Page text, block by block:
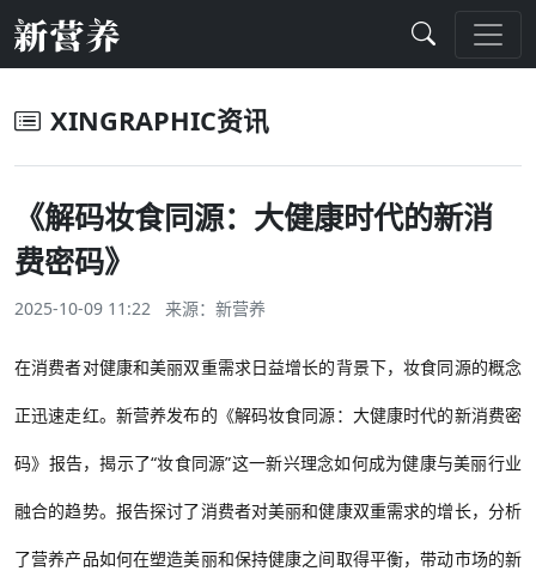
XINGRAPHIC资讯
《解码妆食同源：大健康时代的新消
费密码》
2025-10-09 11:22 来源： 新营养
在消费者对健康和美丽双重需求日益增长的背景下，妆食同源的概念
正迅速走红。新营养发布的《解码妆食同源：大健康时代的新消费密
码》报告，揭示了“妆食同源”这一新兴理念如何成为健康与美丽行业
融合的趋势。报告探讨了消费者对美丽和健康双重需求的增长，分析
了营养产品如何在塑造美丽和保持健康之间取得平衡，带动市场的新